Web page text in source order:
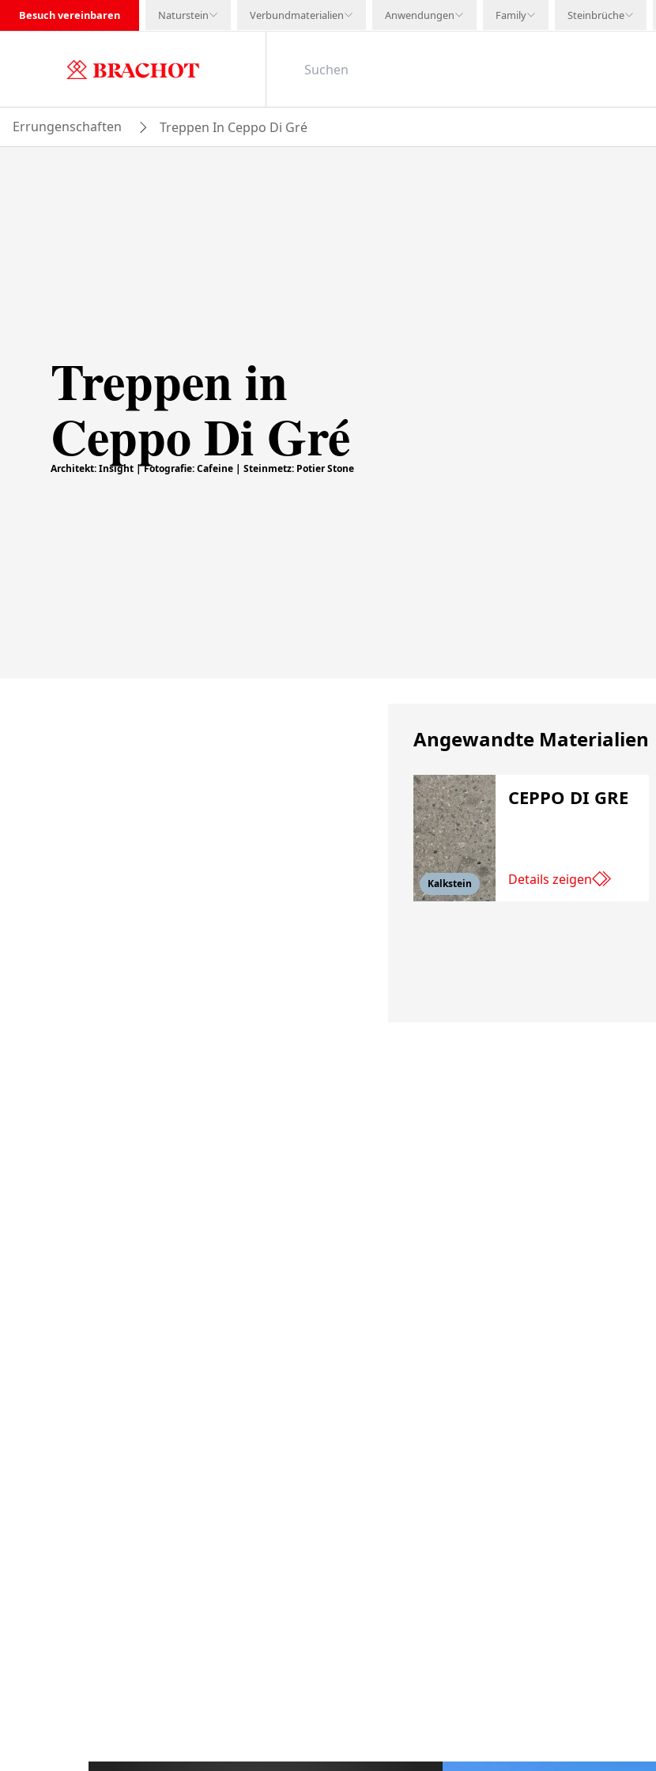
Besuch vereinbaren Naturstein Verbundmaterialien Anwendungen Family Steinbrüche
Errungenschaften Treppen In Ceppo Di Gré
Treppen in
Ceppo Di Gré
Architekt: Insight | Fotografie: Cafeine | Steinmetz: Potier Stone
Angewandte Materialien
Kalkstein
CEPPO DI GRE
Details zeigen